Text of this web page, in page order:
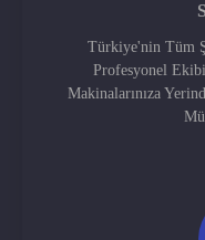
Türkiye'nin Tüm
Profesyonel
Makinalarınıza